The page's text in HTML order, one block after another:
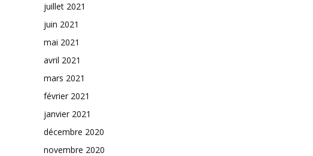
juillet 2021
juin 2021
mai 2021
avril 2021
mars 2021
février 2021
janvier 2021
décembre 2020
novembre 2020